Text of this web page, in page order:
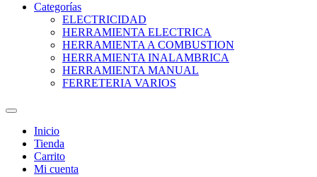
Categorías
ELECTRICIDAD
HERRAMIENTA ELECTRICA
HERRAMIENTA A COMBUSTION
HERRAMIENTA INALAMBRICA
HERRAMIENTA MANUAL
FERRETERIA VARIOS
Inicio
Tienda
Carrito
Mi cuenta